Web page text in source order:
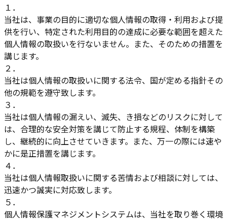
１ ．
当社は、事業の目的に適切な個人情報の取得・利用および提
供を行い、特定された利用目的の達成に必要な範囲を超えた
個人情報の取扱いを行ないません。また、そのための措置を
講じます。
２ ．
当社は個人情報の取扱いに関する法令、国が定める指針その
他の規範を遵守致します。
３ ．
当社は個人情報の漏えい、滅失、き損などのリスクに対して
は、合理的な安全対策を講じて防止する規程、体制を構築
し、継続的に向上させていきます。また、万一の際には速や
かに是正措置を講じます。
４ ．
当社は個人情報取扱いに関する苦情および相談に対しては、
迅速かつ誠実に対応致します。
５ ．
個人情報保護マネジメントシステムは、当社を取り巻く環境